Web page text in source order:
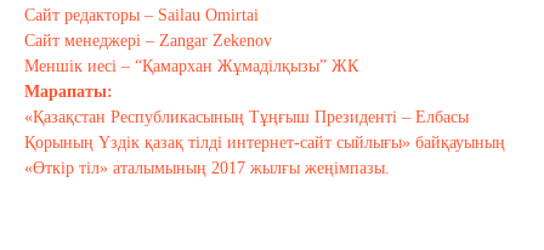
Тағы оқу
Сайт редакторы – Sailau Omirtai
Сайт менеджері – Zangar Zekenov
Меншік иесі – “Қамархан Жұмаділқызы” ЖК
Марапаты:
«Қазақстан Республикасының Тұңғыш Президенті – Елбасы
Қорының Үздік қазақ тілді интернет-сайт сыйлығы» байқауының
«Өткір тіл» аталымының 2017 жылғы жеңімпазы.